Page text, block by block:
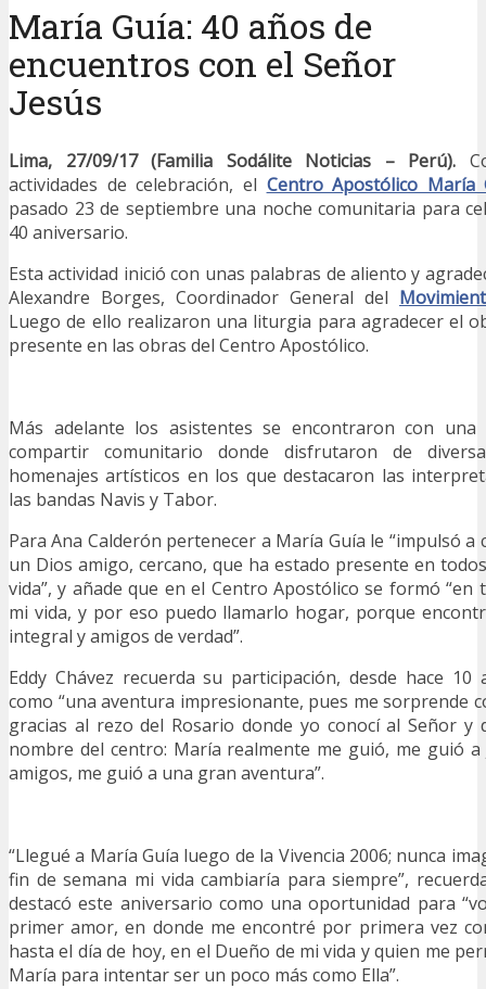
María Guía: 40 años de
encuentros con el Señor
Jesús
Lima, 27/09/17 (Familia Sodálite Noticias – Perú).
actividades de celebración, el Centro Apostólico María
pasado 23 de septiembre una noche comunitaria para
40 aniversario.
Esta actividad inició con unas palabras de aliento y
Alexandre Borges, Coordinador General del
Luego de ello realizaron una liturgia para agradecer el
presente en las obras del Centro Apostólico.
Más adelante los asistentes se encontraron con una
compartir comunitario donde disfrutaron de
homenajes artísticos en los que destacaron las
las bandas Navis y Tabor.
Para Ana Calderón pertenecer a María Guía le “impulsó
un Dios amigo, cercano, que ha estado presente en
vida”, y añade que en el Centro Apostólico se formó “en
mi vida, y por eso puedo llamarlo hogar, porque
integral y amigos de verdad”.
Eddy Chávez recuerda su participación, desde hace 10
como “una aventura impresionante, pues me sorprende
gracias al rezo del Rosario donde yo conocí al Señor y
nombre del centro: María realmente me guió, me guió a
amigos, me guió a una gran aventura”.
“Llegué a María Guía luego de la Vivencia 2006; nunca
fin de semana mi vida cambiaría para siempre”,
destacó este aniversario como una oportunidad para
primer amor, en donde me encontré por primera vez
hasta el día de hoy, en el Dueño de mi vida y quien me
María para intentar ser un poco más como Ella”.